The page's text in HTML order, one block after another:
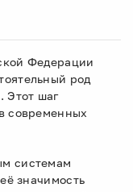
Федерации
род
Этот шаг
современных
системам
значимость